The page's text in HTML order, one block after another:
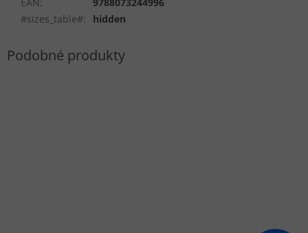
#sizes_table#: hidden